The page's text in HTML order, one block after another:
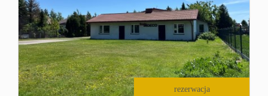
rezerwacja